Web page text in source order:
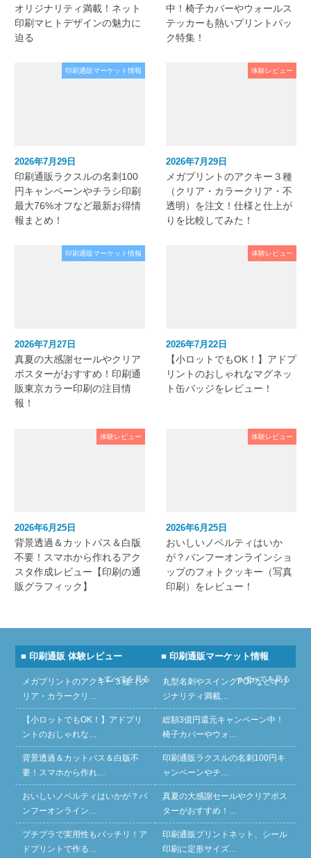
オリジナリティ満載！ネット
印刷マヒトデザインの魅力に
迫る
中！椅子カバーやウォールス
テッカーも熱いプリントパッ
ク特集！
印刷通販マーケット情報
2026年7月29日
印刷通販ラクスルの名刺100
円キャンペーンやチラシ印刷
最大76%オフなど最新お得情
報まとめ！
体験レビュー
2026年7月29日
メガプリントのアクキー３種
（クリア・カラークリア・不
透明）を注文！仕様と仕上が
りを比較してみた！
印刷通販マーケット情報
2026年7月27日
真夏の大感謝セールやクリア
ポスターがおすすめ！印刷通
販東京カラー印刷の注目情
報！
体験レビュー
2026年7月22日
【小ロットでもOK！】アドプ
リントのおしゃれなマグネッ
ト缶バッジをレビュー！
体験レビュー
2026年6月25日
背景透過＆カットパス＆白版
不要！スマホから作れるアク
スタ作成レビュー【印刷の通
販グラフィック】
体験レビュー
2026年6月25日
おいしいノベルティはいか
が？バンフーオンラインショ
ップのフォトクッキー（写真
印刷）をレビュー！
■ 印刷通販 体験レビュー
» すべてを見る
メガプリントのアクキー３種（ク
リア・カラークリ…
【小ロットでもOK！】アドプリ
ントのおしゃれな…
背景透過＆カットパス＆白版不
要！スマホから作れ…
おいしいノベルティはいかが？バ
ンフーオンライン…
プチプラで実用性もバッチリ！ア
ドプリントで作る…
■ 印刷通販マーケット情報
» すべてを見る
丸型名刺やスイングPOPなどオリ
ジナリティ満載…
総額3億円還元キャンペーン中！
椅子カバーやウォ…
印刷通販ラクスルの名刺100円キ
ャンペーンやチ…
真夏の大感謝セールやクリアポス
ターがおすすめ！…
印刷通販プリントネット、シール
印刷に定形サイズ…